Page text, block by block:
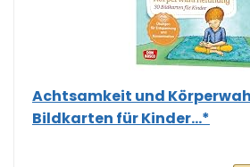
Achtsamkeit und
Bildkarten für Kinder...*